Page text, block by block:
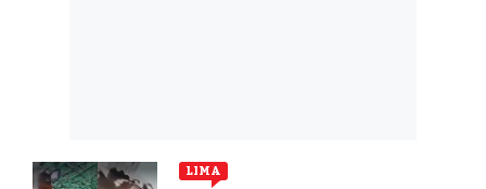
LIMA